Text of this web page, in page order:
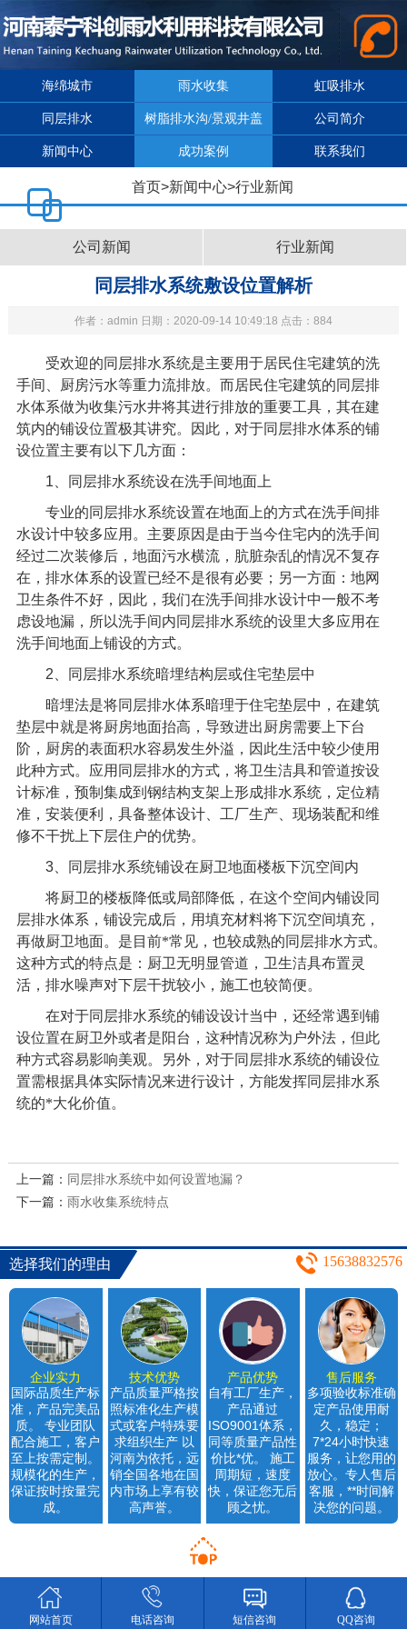
海绵城市 雨水收集 虹吸排水
同层排水 树脂排水沟/景观井盖 公司简介
新闻中心 成功案例 联系我们
首页>新闻中心>行业新闻
公司新闻 行业新闻
同层排水系统敷设位置解析
作者：admin 日期：2020-09-14 10:49:18 点击：884
受欢迎的同层排水系统是主要用于居民住宅建筑的洗
手间、厨房污水等重力流排放。而居民住宅建筑的同层排
水体系做为收集污水井将其进行排放的重要工具，其在建
筑内的铺设位置极其讲究。因此，对于同层排水体系的铺
设位置主要有以下几方面：
1
同层排水系统设在洗手间地面上
专业的同层排水系统设置在地面上的方式在洗手间排
水设计中较多应用。主要原因是由于当今住宅内的洗手间
经过二次装修后，地面污水横流，肮脏杂乱的情况不复存
在，排水体系的设置已经不是很有必要；另一方面：地网
卫生条件不好，因此，我们在洗手间排水设计中一般不考
虑设地漏，所以洗手间内同层排水系统的设里大多应用在
洗手间地面上铺设的方式。
2 、同层排水系统暗埋结构层或住宅垫层中
暗埋法是将同层排水体系暗理于住宅垫层中，在建筑
垫层中就是将厨房地面抬高，导致进出厨房需要上下台
阶，厨房的表面积水容易发生外溢，因此生活中较少使用
此种方式。应用同层排水的方式，将卫生洁具和管道按设
计标准，预制集成到钢结构支架上形成排水系统，定位精
准，安装便利，具备整体设计、工厂生产、现场装配和维
修不干扰上下层住户的优势。
3、同层排水系统铺设在厨卫地面楼板下沉空间内
将厨卫的楼板降低或局部降低，在这个空间内铺设同
层排水体系，铺设完成后，用填充材料将下沉空间填充，
再做厨卫地面。是目前*常见，也较成熟的同层排水方式。
这种方式的特点是：厨卫无明显管道，卫生洁具布置灵
活，排水噪声对下层干扰较小，施工也较简便。
在对于同层排水系统的铺设设计当中，还经常遇到铺
设位置在厨卫外或者是阳台，这种情况称为户外法，但此
种方式容易影响美观。另外，对于同层排水系统的铺设位
置需根据具体实际情况来进行设计，方能发挥同层排水系
统的*大化价值。
上一篇： 同层排水系统中如何设置地漏？
下一篇： 雨水收集系统特点
选择我们的理由 15638832576
企业实力
国际品质生产标
准，产品完美品
质。 专业团队
配合施工，客户
至上按需定制。
规模化的生产，
保证按时按量完
成。
技术优势
产品质量严格按
照标准化生产模
式或客户特殊要
求组织生产 以
河南为依托，远
销全国各地在国
内市场上享有较
高声誉。
产品优势
自有工厂生产，
产品通过
ISO9001体系，
同等质量产品性
价比*优。 施工
周期短，速度
快，保证您无后
顾之忧。
售后服务
多项验收标准确
定产品使用耐
久，稳定；
7*24小时快速
服务，让您用的
放心。专人售后
客服，**时间解
决您的问题。
网站首页 电话咨询 短信咨询 QQ咨询